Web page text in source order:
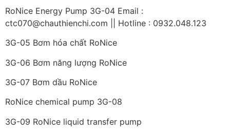
RoNice Energy Pump 3G-04 Email :
ctc070@chauthienchi.com || Hotline : 0932.048.123
3G-05 Bơm hóa chất RoNice
3G-06 Bơm năng lượng RoNice
3G-07 Bơm dầu RoNice
RoNice chemical pump 3G-08
3G-09 RoNice liquid transfer pump